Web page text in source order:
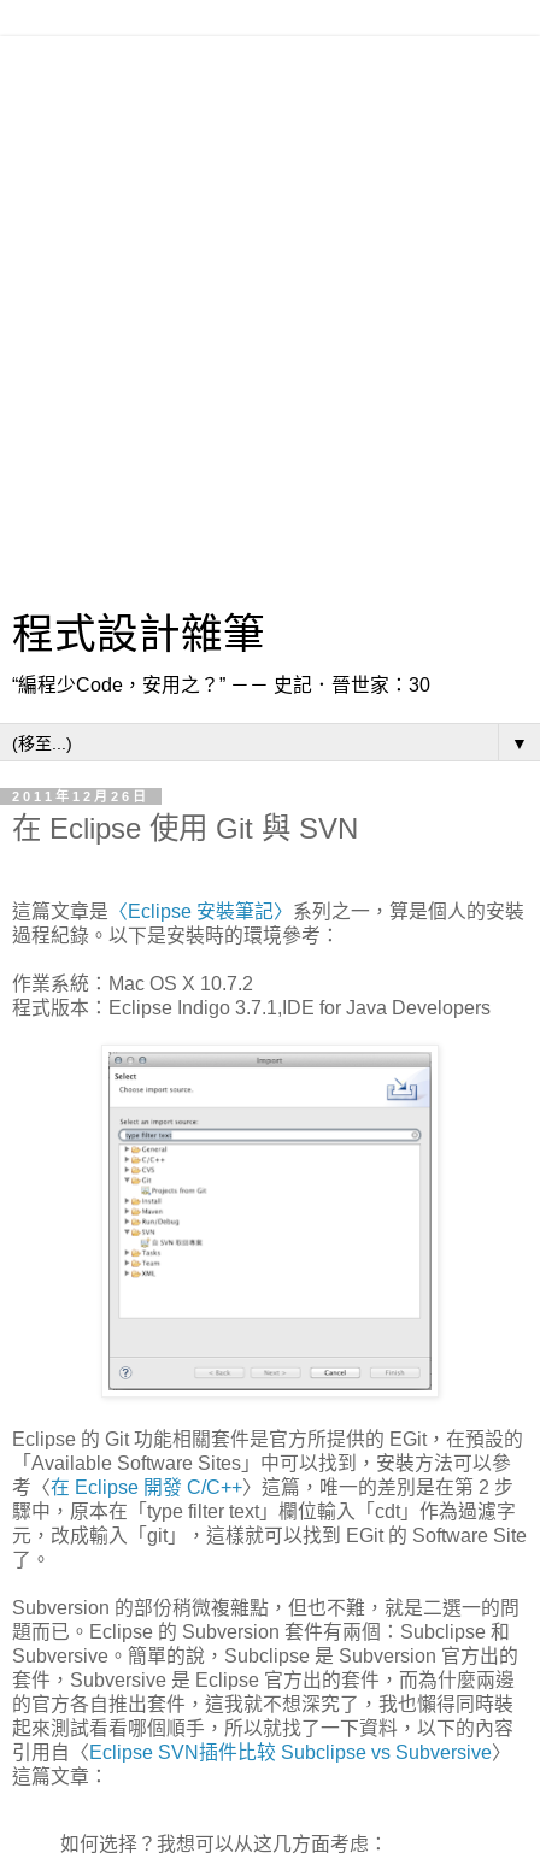
程式設計雜筆
“編程少Code，安用之？” －－ 史記．晉世家：30
▼
2011年12月26日
在 Eclipse 使用 Git 與 SVN
這篇文章是 〈Eclipse 安裝筆記〉 系列之一，算是個人的安裝
過程紀錄。以下是安裝時的環境參考：
作業系統：Mac OS X 10.7.2
程式版本：Eclipse Indigo 3.7.1,IDE for Java Developers
Eclipse 的 Git 功能相關套件是官方所提供的 EGit，在預設的
「Available Software Sites」中可以找到，安裝方法可以參
考〈在 Eclipse 開發 C/C++〉這篇，唯一的差別是在第 2 步
驟中，原本在「type filter text」欄位輸入「cdt」作為過濾字
元，改成輸入「git」，這樣就可以找到 EGit 的 Software Site
了。
Subversion 的部份稍微複雜點，但也不難，就是二選一的問
題而已。Eclipse 的 Subversion 套件有兩個：Subclipse 和
Subversive。簡單的說，Subclipse 是 Subversion 官方出的
套件，Subversive 是 Eclipse 官方出的套件，而為什麼兩邊
的官方各自推出套件，這我就不想深究了，我也懶得同時裝
起來測試看看哪個順手，所以就找了一下資料，以下的內容
引用自〈Eclipse SVN插件比较 Subclipse vs Subversive〉
這篇文章：
如何选择？我想可以从这几方面考虑：